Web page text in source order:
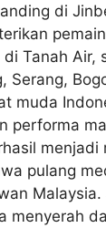
di
Tanah Air,
Serang,
muda
performa
menjadi
pulang
Malaysia.
menyerah